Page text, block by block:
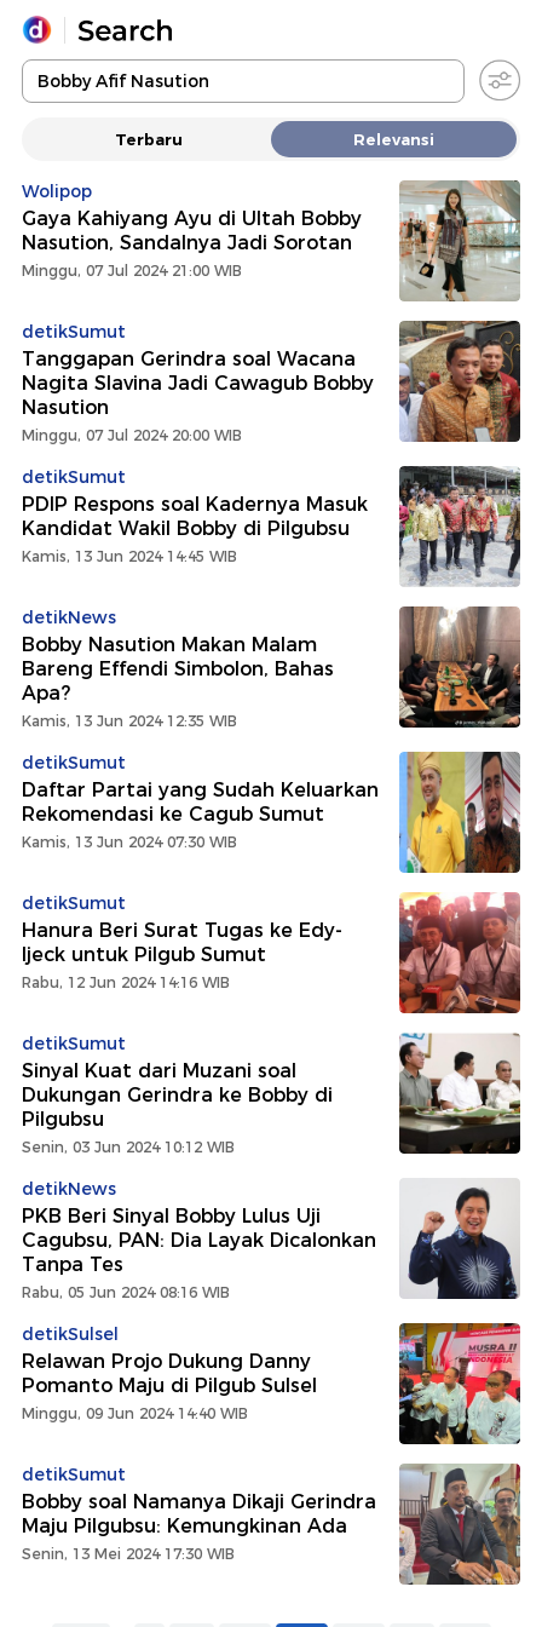
Yang sedang ramai dicari
Promoted
Terakhir yang dicari
Terbaru Relevansi
Wolipop
Gaya Kahiyang Ayu di Ultah Bobby
Nasution, Sandalnya Jadi Sorotan
Minggu, 07 Jul 2024 21:00 WIB
detikSumut
Tanggapan Gerindra soal Wacana
Nagita Slavina Jadi Cawagub Bobby
Nasution
Minggu, 07 Jul 2024 20:00 WIB
detikSumut
PDIP Respons soal Kadernya Masuk
Kandidat Wakil Bobby di Pilgubsu
Kamis, 13 Jun 2024 14:45 WIB
detikNews
Bobby Nasution Makan Malam
Bareng Effendi Simbolon, Bahas
Apa?
Kamis, 13 Jun 2024 12:35 WIB
detikSumut
Daftar Partai yang Sudah Keluarkan
Rekomendasi ke Cagub Sumut
Kamis, 13 Jun 2024 07:30 WIB
detikSumut
Hanura Beri Surat Tugas ke Edy-
Ijeck untuk Pilgub Sumut
Rabu, 12 Jun 2024 14:16 WIB
detikSumut
Sinyal Kuat dari Muzani soal
Dukungan Gerindra ke Bobby di
Pilgubsu
Senin, 03 Jun 2024 10:12 WIB
detikNews
PKB Beri Sinyal Bobby Lulus Uji
Cagubsu, PAN: Dia Layak Dicalonkan
Tanpa Tes
Rabu, 05 Jun 2024 08:16 WIB
detikSulsel
Relawan Projo Dukung Danny
Pomanto Maju di Pilgub Sulsel
Minggu, 09 Jun 2024 14:40 WIB
detikSumut
Bobby soal Namanya Dikaji Gerindra
Maju Pilgubsu: Kemungkinan Ada
Senin, 13 Mei 2024 17:30 WIB